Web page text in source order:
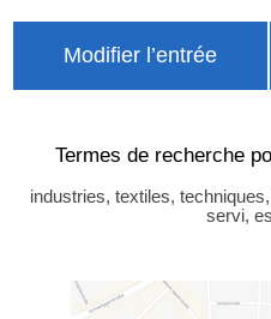
Modifier l’entrée
Termes de recherche
industries, textiles,
servi,